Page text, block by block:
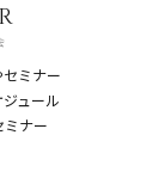
ミナー
ュール
ミナー